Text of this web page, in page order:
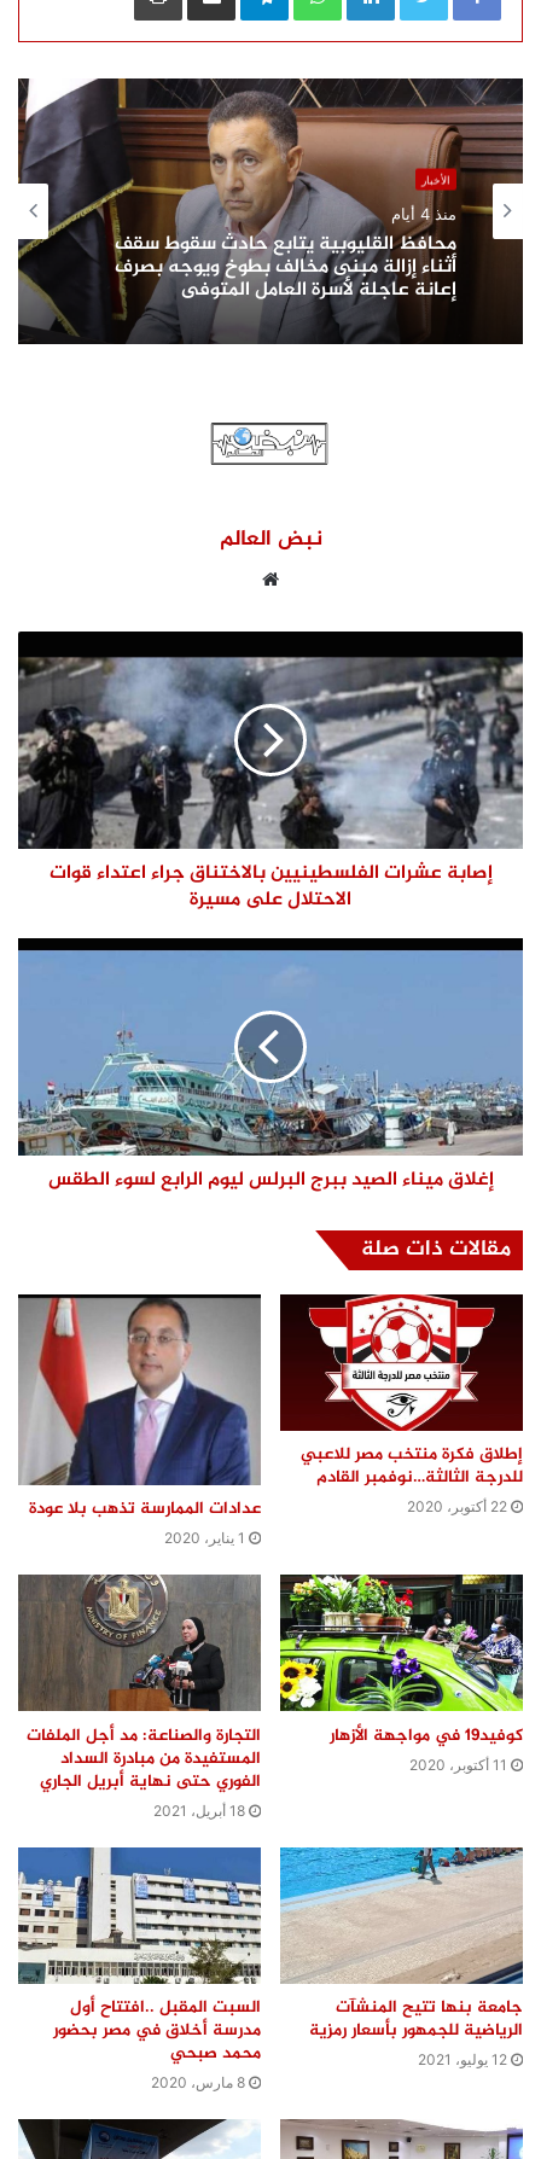
الأخبار
منذ 4 أيام
محافظ القليوبية يتابع حادث سقوط سقف
أثناء إزالة مبنى مخالف بطوخ ويوجه بصرف
إعانة عاجلة لأسرة العامل المتوفى
نبض العالم
إصابة عشرات الفلسطينيين بالاختناق جراء اعتداء قوات
الاحتلال على مسيرة
إغلاق ميناء الصيد ببرج البرلس ليوم الرابع لسوء الطقس
مقالات ذات صلة
إطلاق فكرة منتخب مصر للاعبي
للدرجة الثالثة…نوفمبر القادم
22 أكتوبر، 2020 عدادات الممارسة تذهب بلا عودة
1 يناير، 2020
كوفيد19 في مواجهة الأزهار
11 أكتوبر، 2020
التجارة والصناعة: مد أجل الملفات
المستفيدة من مبادرة السداد
الفوري حتى نهاية أبريل الجاري
18 أبريل، 2021
جامعة بنها تتيح المنشآت
الرياضية للجمهور بأسعار رمزية
12 يوليو، 2021
السبت المقبل ..افتتاح أول
مدرسة أخلاق في مصر بحضور
محمد صبحي
8 مارس، 2020